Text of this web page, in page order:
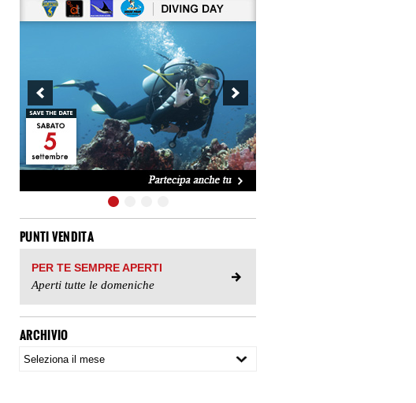
PUNTI VENDITA
PER TE SEMPRE APERTI
Aperti tutte le domeniche
ARCHIVIO